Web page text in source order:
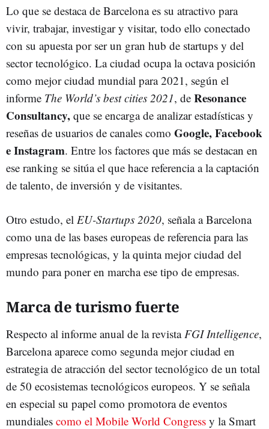
Lo que se destaca de Barcelona es su atractivo para
vivir, trabajar, investigar y visitar, todo ello conectado
con su apuesta por ser un gran hub de startups y del
sector tecnológico. La ciudad ocupa la octava posición
como mejor ciudad mundial para 2021, según el
informe The World’s best cities 2021, de Resonance
Consultancy, que se encarga de analizar estadísticas y
reseñas de usuarios de canales como Google, Facebook
e Instagram. Entre los factores que más se destacan en
ese ranking se sitúa el que hace referencia a la captación
de talento, de inversión y de visitantes.
Otro estudo, el EU-Startups 2020, señala a Barcelona
como una de las bases europeas de referencia para las
empresas tecnológicas, y la quinta mejor ciudad del
mundo para poner en marcha ese tipo de empresas.
Marca de turismo fuerte
Respecto al informe anual de la revistaFGI Intelligence,
Barcelona aparece como segunda mejor ciudad en
estrategia de atracción del sector tecnológico de un total
de 50 ecosistemas tecnológicos europeos. Y se señala
en especial su papel como promotora de eventos
mundiales como el Mobile World Congress y la Smart